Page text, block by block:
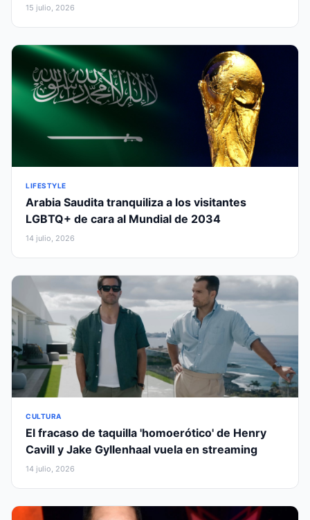
15 julio, 2026
LIFESTYLE
Arabia Saudita tranquiliza a los visitantes
LGBTQ+ de cara al Mundial de 2034
14 julio, 2026
CULTURA
El fracaso de taquilla 'homoerótico' de Henry
Cavill y Jake Gyllenhaal vuela en streaming
14 julio, 2026